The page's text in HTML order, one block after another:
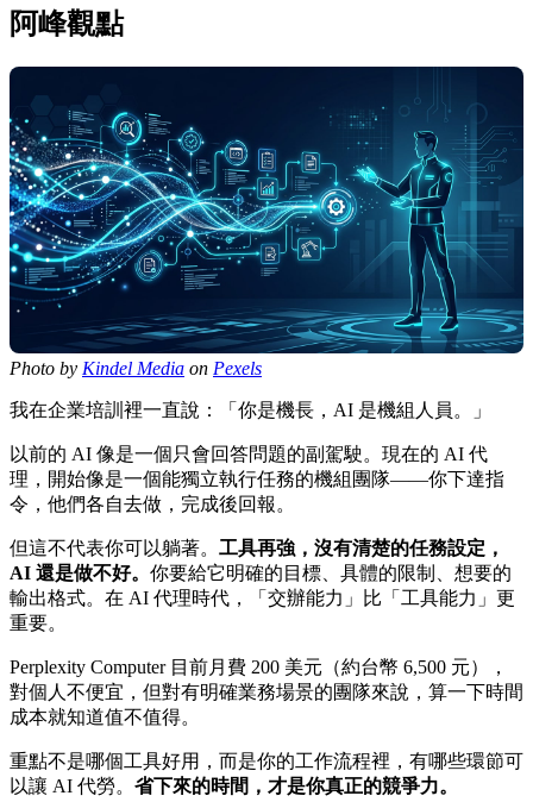
阿峰觀點
Photo by Kindel Media on Pexels
我在企業培訓裡一直說：「你是機長，AI 是機組人員。」
以前的 AI 像是一個只會回答問題的副駕駛。現在的 AI 代
理，開始像是一個能獨立執行任務的機組團隊——你下達指
令，他們各自去做，完成後回報。
但這不代表你可以躺著。 工具再強，沒有清楚的任務設定，
AI 還是做不好。 你要給它明確的目標、具體的限制、想要的
輸出格式。在 AI 代理時代，「交辦能力」比「工具能力」更
重要。
Perplexity Computer 目前月費 200 美元（約台幣 6,500 元），
對個人不便宜，但對有明確業務場景的團隊來說，算一下時間
成本就知道值不值得。
重點不是哪個工具好用，而是你的工作流程裡，有哪些環節可
以讓 AI 代勞。 省下來的時間，才是你真正的競爭力。